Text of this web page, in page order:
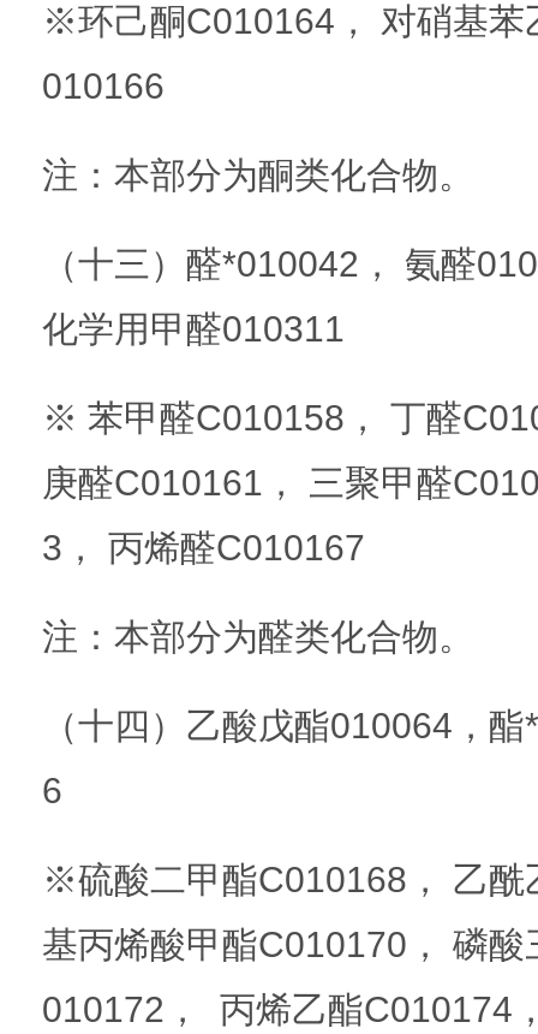
※环己酮C010164， 对硝基苯
010166
注：本部分为酮类化合物。
（十三）醛*010042， 氨醛
化学用甲醛010311
※ 苯甲醛C010158， 丁醛
庚醛C010161， 三聚甲醛
3， 丙烯醛C010167
注：本部分为醛类化合物。
（十四）乙酸戊酯010064，
6
※硫酸二甲酯C010168， 乙酰
基丙烯酸甲酯C010170， 磷
010172， 丙烯乙酯C010174